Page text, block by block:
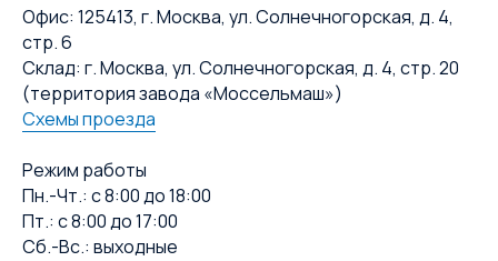
Офис: 125413, г. Москва, ул. Солнечногорская, д. 4,
стр. 6
Склад: г. Москва, ул. Солнечногорская, д. 4, стр. 20
(территория завода «Моссельмаш»)
Схемы проезда
Режим работы
Пн.-Чт.: с 8:00 до 18:00
Пт.: с 8:00 до 17:00
Сб.-Вс.: выходные